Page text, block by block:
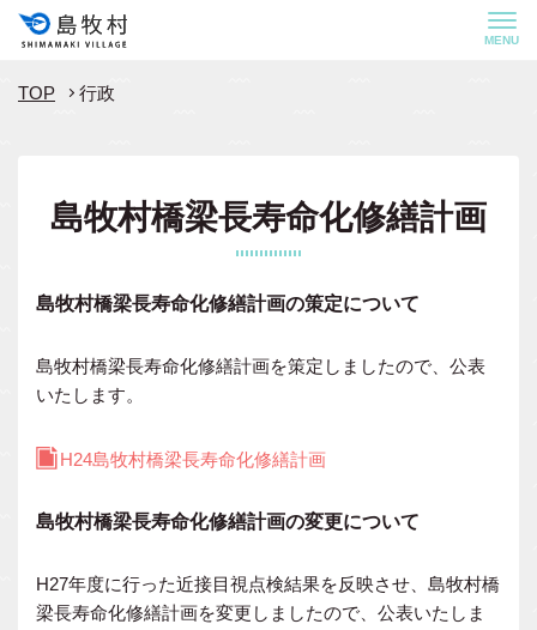
MENU
TOP 行政
島牧村橋梁長寿命化修繕計画
島牧村橋梁長寿命化修繕計画の策定について
島牧村橋梁長寿命化修繕計画を策定しましたので、公表
いたします。
H24島牧村橋梁長寿命化修繕計画
島牧村橋梁長寿命化修繕計画の変更について
H27年度に行った近接目視点検結果を反映させ、島牧村橋
梁長寿命化修繕計画を変更しましたので、公表いたしま